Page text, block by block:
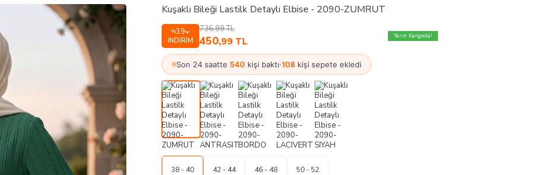
Kuşaklı Bileği Lastilk Detaylı Elbise - 2090-ZUMRUT
%39
İNDIRIM
736,99TL
450,99 TL Yarın Kargoda!
Son 24 saatte 540 kişi baktı·108 kişi sepete ekledi
38 - 40 42 - 44 46 - 48 50 - 52